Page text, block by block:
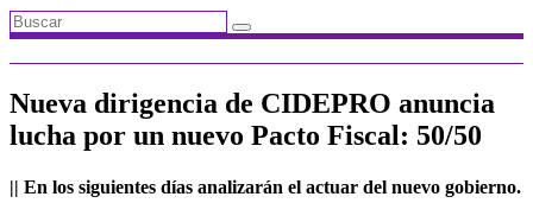
Nueva dirigencia de CIDEPRO anuncia
lucha por un nuevo Pacto Fiscal: 50/50
|| En los siguientes días analizarán el actuar del nuevo gobierno.